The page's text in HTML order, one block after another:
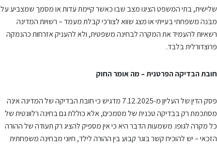
שלישית, בתי המשפט הציגו מצב שבו כאשר קיימת עדות או מסמך שמצביע על
מבנה משפחתי בעייתי או מצג שווא לצורכי קבלת מעמד – רשויות המדינה
רשאיות להעמיד את המקרה לבחינה משפטית, ולא להעניק אזרחות כהנמקה
פרוצדורלית בלבד.
חובת הבדיקה הפרטנית – מה אומר החוק
פסק הדין של העליון מ-7.12.2025 מדגיש כי חובת הבדיקה של המדינה אינה
מסתכמת רק בבדיקה טכנית של מסמכים, אלא כוללת גם בחינה רלוונטית של
כל מקרה לגופו. משמעות הדבר היא כי אין מספיק להציג רק תעודה של ההורה
הזכאי – יש להוכיח קשר בוגר קבוע בין ההורה לילד, חיוני מבחינה משפחתית